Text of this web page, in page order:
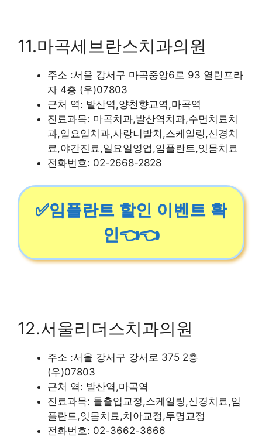
11.마곡세브란스치과의원
주소 :서울 강서구 마곡중앙6로 93 열린프라
자 4층 (우)07803
근처 역: 발산역,양천향교역,마곡역
진료과목: 마곡치과,발산역치과,수면치료치
과,일요일치과,사랑니발치,스케일링,신경치
료,야간진료,일요일영업,임플란트,잇몸치료
전화번호: 02-2668-2828
✅임플란트 할인 이벤트 확
인👈👈
12.서울리더스치과의원
주소 :서울 강서구 강서로 375 2층
(우)07803
근처 역: 발산역,마곡역
진료과목: 돌출입교정,스케일링,신경치료,임
플란트,잇몸치료,치아교정,투명교정
전화번호: 02-3662-3666